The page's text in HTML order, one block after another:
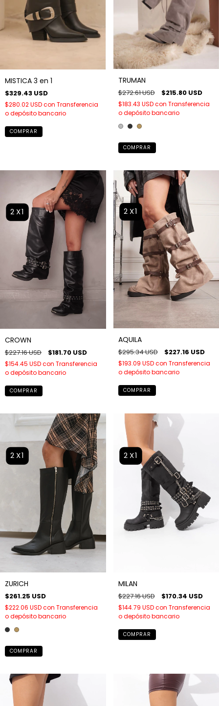
MISTICA 3 en 1
$329.43 USD
$280.02 USDcon Transferencia
o depósito bancario
COMPRAR
TRUMAN
$272.61 USD $215.80 USD
$183.43 USDcon Transferencia
o depósito bancario
COMPRAR
2X1
CROWN
$227.16 USD $181.70 USD
$154.45 USDcon Transferencia
o depósito bancario
COMPRAR
2X1
AQUILA
$295.34 USD $227.16 USD
$193.09 USDcon Transferencia
o depósito bancario
COMPRAR
2X1
ZURICH
$261.25 USD
$222.06 USDcon Transferencia
o depósito bancario
COMPRAR
2X1
MILAN
$227.16 USD $170.34 USD
$144.79 USDcon Transferencia
o depósito bancario
COMPRAR